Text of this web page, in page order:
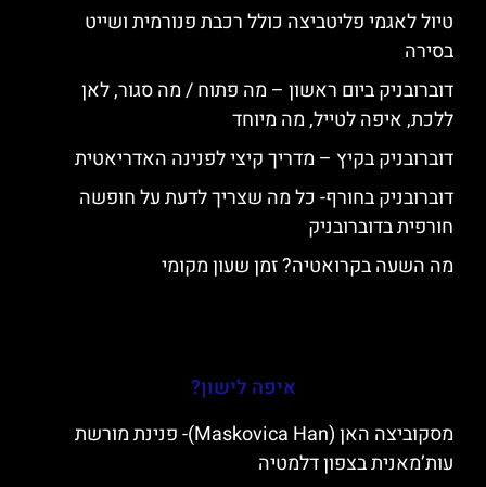
טיול לאגמי פליטביצה כולל רכבת פנורמית ושייט
בסירה
דוברובניק ביום ראשון – מה פתוח / מה סגור, לאן
ללכת, איפה לטייל, מה מיוחד
דוברובניק בקיץ – מדריך קיצי לפנינה האדריאטית
דוברובניק בחורף- כל מה שצריך לדעת על חופשה
חורפית בדוברובניק
מה השעה בקרואטיה? זמן שעון מקומי
איפה לישון?
מסקוביצה האן (Maskovica Han)- פנינת מורשת
עות’מאנית בצפון דלמטיה